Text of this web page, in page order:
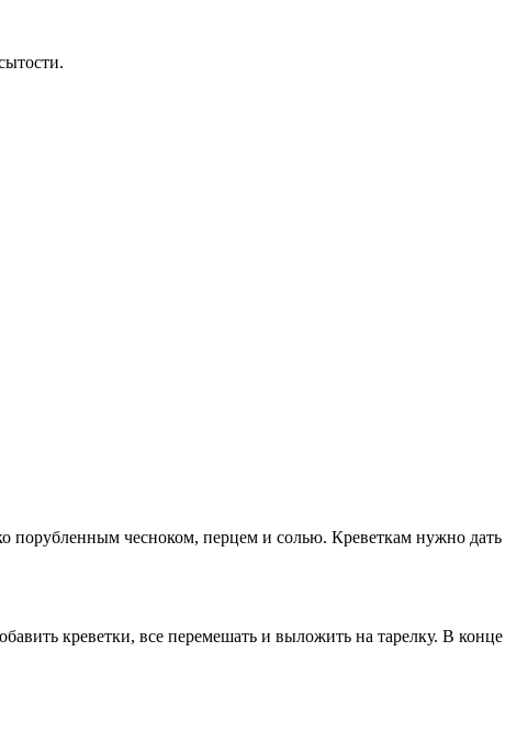
порубленным чесноком, перцем и солью. Креветкам нужно дать
креветки, все перемешать и выложить на тарелку. В конце